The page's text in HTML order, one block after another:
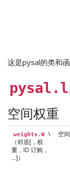
这是pysal的类和函
空间权重
weights.W \
（邻居[，权
重，ID 订购，
…]）
空